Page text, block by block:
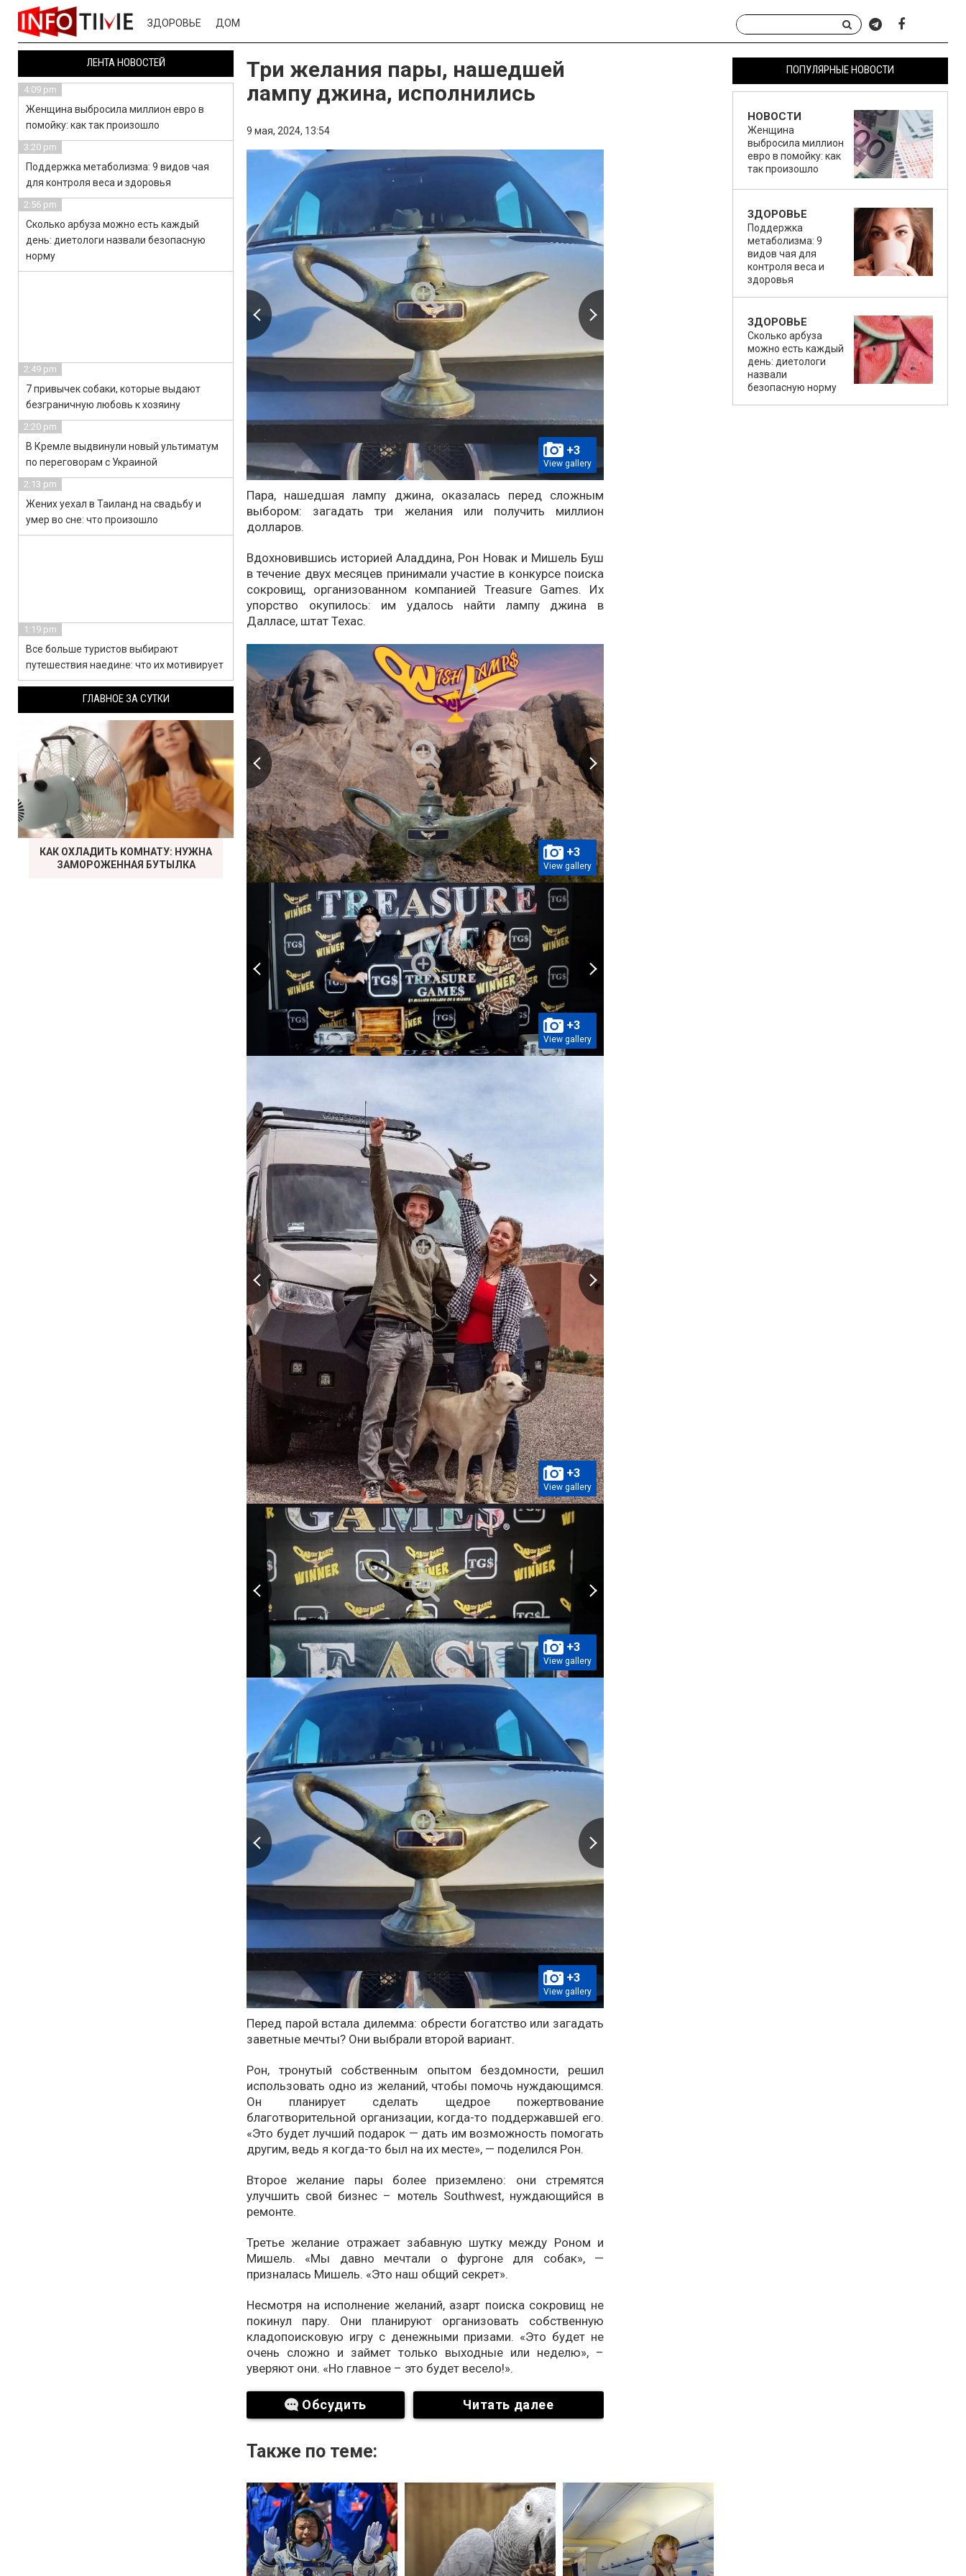
ЗДОРОВЬЕ ДОМ
Три желания пары, нашедшей
лампу джина, исполнились
9 мая, 2024, 13:54
+3
View gallery
Пара, нашедшая лампу джина, оказалась перед сложным
выбором: загадать три желания или получить миллион
долларов.
Вдохновившись историей Аладдина, Рон Новак и Мишель Буш
в течение двух месяцев принимали участие в конкурсе поиска
сокровищ, организованном компанией Treasure Games. Их
упорство окупилось: им удалось найти лампу джина в
Далласе, штат Техас.
+3
View gallery
+3
View gallery
+3
View gallery
+3
View gallery
+3
View gallery
Перед парой встала дилемма: обрести богатство или загадать
заветные мечты? Они выбрали второй вариант.
Рон, тронутый собственным опытом бездомности, решил
использовать одно из желаний, чтобы помочь нуждающимся.
Он планирует сделать щедрое пожертвование
благотворительной организации, когда-то поддержавшей его.
«Это будет лучший подарок — дать им возможность помогать
другим, ведь я когда-то был на их месте», — поделился Рон.
Второе желание пары более приземлено: они стремятся
улучшить свой бизнес – мотель Southwest, нуждающийся в
ремонте.
Третье желание отражает забавную шутку между Роном и
Мишель. «Мы давно мечтали о фургоне для собак», —
призналась Мишель. «Это наш общий секрет».
Несмотря на исполнение желаний, азарт поиска сокровищ не
покинул пару. Они планируют организовать собственную
кладопоисковую игру с денежными призами. «Это будет не
очень сложно и займет только выходные или неделю», –
уверяют они. «Но главное – это будет весело!».
Обсудить Читать далее
Также по теме:
ПОПУЛЯРНЫЕ НОВОСТИ
НОВОСТИ
Женщина
выбросила миллион
евро в помойку: как
так произошло
ЗДОРОВЬЕ
Поддержка
метаболизма: 9
видов чая для
контроля веса и
здоровья
ЗДОРОВЬЕ
Сколько арбуза
можно есть каждый
день: диетологи
назвали
безопасную норму
ЛЕНТА НОВОСТЕЙ
4:09 pm
Женщина выбросила миллион евро в
помойку: как так произошло
3:20 pm
Поддержка метаболизма: 9 видов чая
для контроля веса и здоровья
2:56 pm
Сколько арбуза можно есть каждый
день: диетологи назвали безопасную
норму
2:49 pm
7 привычек собаки, которые выдают
безграничную любовь к хозяину
2:20 pm
В Кремле выдвинули новый ультиматум
по переговорам с Украиной
2:13 pm
Жених уехал в Таиланд на свадьбу и
умер во сне: что произошло
1:19 pm
Все больше туристов выбирают
путешествия наедине: что их мотивирует
ГЛАВНОЕ ЗА СУТКИ
КАК ОХЛАДИТЬ КОМНАТУ: НУЖНА
ЗАМОРОЖЕННАЯ БУТЫЛКА